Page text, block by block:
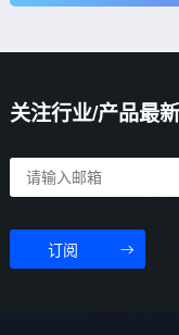
关注行业/产品最
订阅